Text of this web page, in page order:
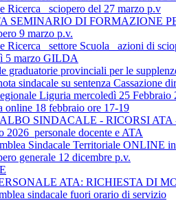
Ricerca_ sciopero del 27 marzo p.v
SEMINARIO DI FORMAZIONE
9 marzo p.v.
Ricerca_ settore Scuola_ azioni di
5 marzo GILDA
graduatorie provinciali per le
sindacale su sentenza Cassazione
Liguria mercoledì 25
18 febbraio ore 17-19
SINDACALE - RICORSI ATA
2026_personale docente e ATA
Sindacale Territoriale ONLINE
generale 12 dicembre p.v.
ATA: RICHIESTA DI
sindacale fuori orario di servizio